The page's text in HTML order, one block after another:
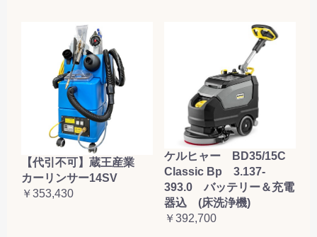
【代引不可】蔵王産業
カーリンサー14SV
￥353,430
ケルヒャー BD35/15C
Classic Bp 3.137-
393.0 バッテリー＆充電
器込 (床洗浄機)
￥392,700